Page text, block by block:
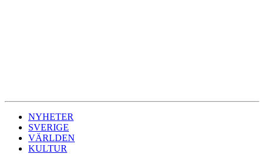
NYHETER
SVERIGE
VÄRLDEN
KULTUR